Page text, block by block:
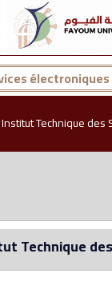
électroniques
Institut Technique des
Technique